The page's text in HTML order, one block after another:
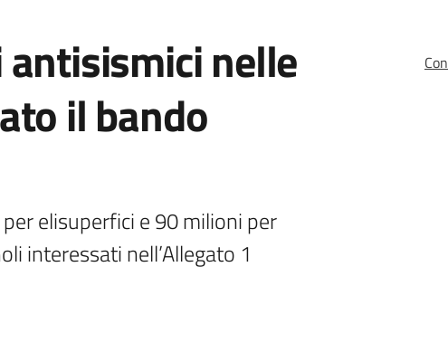
nelle
il bando
elisuperfici e 90 milioni per
interessati nell’Allegato 1